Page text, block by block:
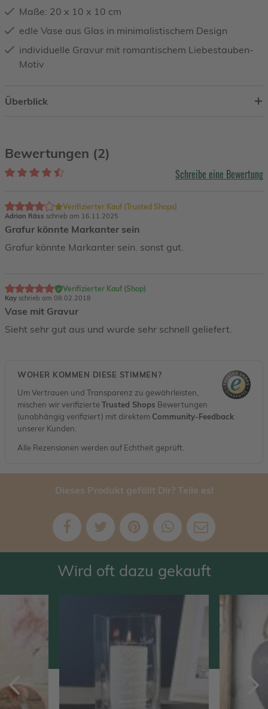
Maße: 20 x 10 x 10 cm
edle Vase aus Glas in minimalistischem Design
individuelle Gravur mit romantischem Liebestauben-
Motiv
Überblick
Bewertungen (2)
Schreibe eine Bewertung
Adrian Räss schrieb am 16.11.2025
Verifizierter Kauf (Trusted Shops)
Grafur könnte Markanter sein
Grafur könnte Markanter sein. sonst gut.
Kay schrieb am 08.02.2018
Verifizierter Kauf (Shop)
Vase mit Gravur
Sieht sehr gut aus und wurde sehr schnell geliefert.
WOHER KOMMEN DIESE STIMMEN?
Um Vertrauen und Transparenz zu gewährleisten,
mischen wir verifizierteTrusted Shops Bewertungen
(unabhängig verifiziert) mit direktem Community-Feedback
unserer Kunden.
Alle Rezensionen werden auf Echtheit geprüft.
Dieses Produkt gefällt Dir? Teile es!
Wird oft dazu gekauft
Zurück